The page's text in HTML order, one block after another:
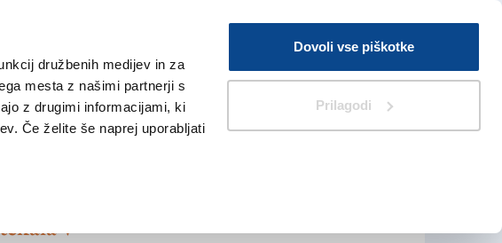
družbenih medijev in za
mesta z našimi partnerji s
z drugimi informacijami, ki
Če želite še naprej uporabljati
Dovoli vse piškotke
Prilagodi
V Kioskih
Iskanje
ŠPORT ŠE
v